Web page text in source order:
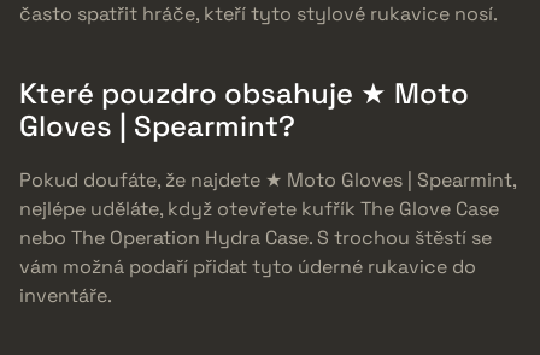
často spatřit hráče, kteří tyto stylové rukavice nosí.
Které pouzdro obsahuje ★ Moto
Gloves | Spearmint?
Pokud doufáte, že najdete ★ Moto Gloves | Spearmint,
nejlépe uděláte, když otevřete kufřík The Glove Case
nebo The Operation Hydra Case. S trochou štěstí se
vám možná podaří přidat tyto úderné rukavice do
inventáře.